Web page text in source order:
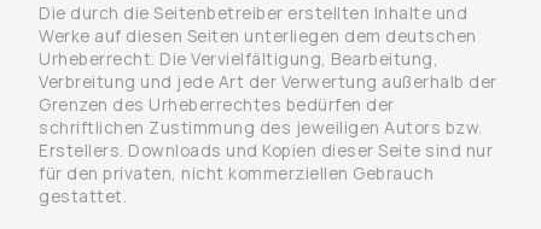
Die durch die Seitenbetreiber erstellten Inhalte und
Werke auf diesen Seiten unterliegen dem deutschen
Urheberrecht. Die Vervielfältigung, Bearbeitung,
Verbreitung und jede Art der Verwertung außerhalb der
Grenzen des Urheberrechtes bedürfen der
schriftlichen Zustimmung des jeweiligen Autors bzw.
Erstellers. Downloads und Kopien dieser Seite sind nur
für den privaten, nicht kommerziellen Gebrauch
gestattet.